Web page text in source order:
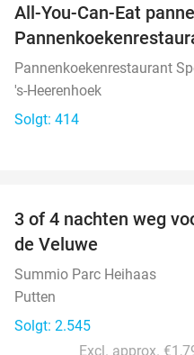
All-You-Can-Eat
Pannenkoekenrestaurant
's-Heerenhoek
Solgt: 414
3 of 4 nachten weg
de Veluwe
Summio Parc Heihaas
Putten
Solgt: 2.545
Excl. approx.